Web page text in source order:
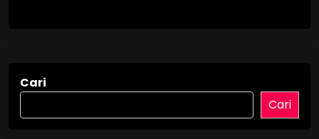
Cari
Cari